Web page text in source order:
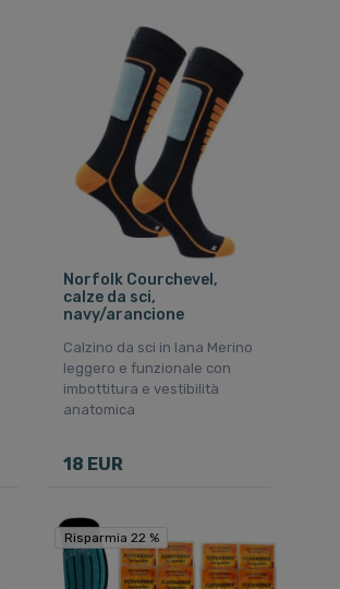
Norfolk Courchevel,
calze da sci,
navy/arancione
Calzino da sci in lana Merino
leggero e funzionale con
imbottitura e vestibilità
anatomica
18 EUR
Risparmia 22 %
Risparmia 22 %